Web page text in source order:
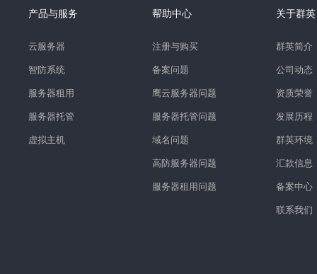
产品与服务
云服务器
智防系统
服务器租用
服务器托管
虚拟主机
帮助中心
注册与购买
备案问题
鹰云服务器问题
服务器托管问题
域名问题
高防服务器问题
服务器租用问题
关于群英
群英简介
公司动态
资质荣誉
发展历程
群英环境
汇款信息
备案中心
联系我们